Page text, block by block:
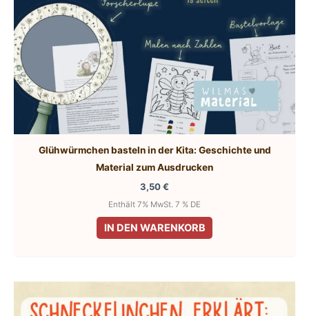
Glühwürmchen basteln in der Kita: Geschichte und
Material zum Ausdrucken
3,50€
Enthält 7% MwSt. 7 % DE
IN DEN WARENKORB